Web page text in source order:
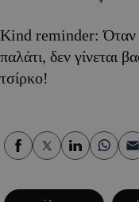
Kind reminder: Όταν
παλάτι, δεν γίνεται
τσίρκο!